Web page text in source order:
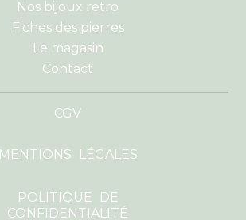
Nos bijoux retro
Fiches des pierres
Le magasin
Contact
CGV
MENTIONS LÉGALES
POLITIQUE DE
CONFIDENTIALITÉ